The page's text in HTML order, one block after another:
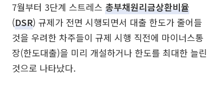
7월부터 3단계 스트레스 총부채원리금상환비율
(DSR) 규제가 전면 시행되면서 대출 한도가 줄어들
것을 우려한 차주들이 규제 시행 직전에 마이너스통
장(한도대출)을 미리 개설하거나 한도를 최대한 늘린
것으로 나타났다.